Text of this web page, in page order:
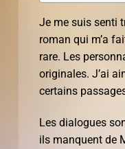
Je me suis senti
roman qui m’a
rare. Les
originales. J’ai
certains
Les dialogues
ils manquent de